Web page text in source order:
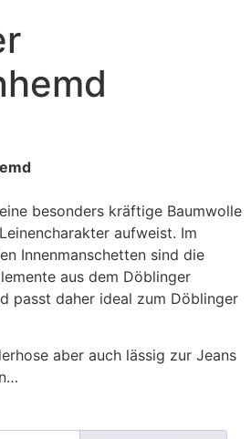
besonders kräftige Baumwolle
aufweist. Im
Innenmanschetten sind die
aus dem Döblinger
passt daher ideal zum Döblinger
aber auch lässig zur Jeans